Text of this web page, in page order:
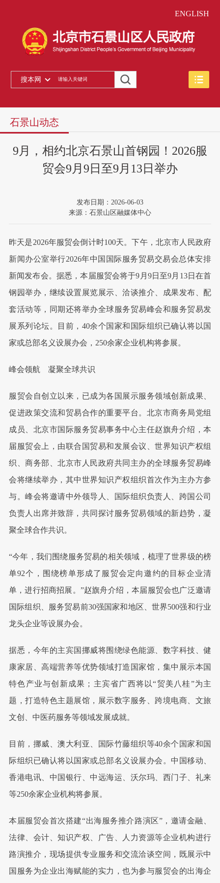
ENGLISH
搜本网
石景山动态
9月，相约北京石景山首钢园！2026服
贸会9月9日至9月13日举办
发布日期：2026-06-03
来源：石景山区融媒体中心
昨天是2026年服贸会倒计时100天。下午，北京市人民政府
新闻办公室举行2026年中国国际服务贸易交易会总体安排
新闻发布会。据悉，本届服贸会将于9月9日至9月13日在首
钢园举办，继续设置展览展示、洽谈推介、成果发布、配
套活动等，同期还将举办全球服务贸易峰会和服务贸易发
展系列论坛。目前，40余个国家和国际组织已确认将以国
家或总部名义设展办会，250余家企业机构将参展。
峰会领航 凝聚全球共识
服贸会自创立以来，已成为各国展示服务领域创新成果、
促进政策交流和贸易合作的重要平台。北京市商务局党组
成员、北京市国际服务贸易事务中心主任赵旗舟介绍，本
届服贸会上，由联合国贸易和发展会议、世界知识产权组
织、商务部、北京市人民政府共同主办的全球服务贸易峰
会将继续举办，其中世界知识产权组织首次作为主办方参
与。峰会将邀请中外领导人、国际组织负责人、跨国公司
负责人出席并致辞，共同探讨服务贸易领域的新趋势，凝
聚全球合作共识。
“今年，我们围绕服务贸易的相关领域，梳理了世界级的榜
单92个，围绕榜单形成了服贸会定向邀约的目标企业清
单，进行招商招展。”赵旗舟介绍，本届服贸会也广泛邀请
国际组织、服务贸易前30强国家和地区、世界500强和行业
龙头企业等设展办会。
据悉，今年的主宾国挪威将围绕绿色能源、数字科技、健
康家居、高端营养等优势领域打造国家馆，集中展示本国
特色产业与创新成果；主宾省广西将以“贸美八桂”为主
题，打造特色主题展馆，展示数字服务、跨境电商、文旅
文创、中医药服务等领域发展成就。
目前，挪威、澳大利亚、国际竹藤组织等40余个国家和国
际组织已确认将以国家或总部名义设展办会。中国移动、
香港电讯、中国银行、中远海运、沃尔玛、西门子、礼来
等250余家企业机构将参展。
本届服贸会首次搭建“出海服务推介路演区”，邀请金融、
法律、会计、知识产权、广告、人力资源等企业机构进行
路演推介，现场提供专业服务和交流洽谈空间，既展示中
国服务为企业出海赋能的实力，也为参与服贸会的出海企